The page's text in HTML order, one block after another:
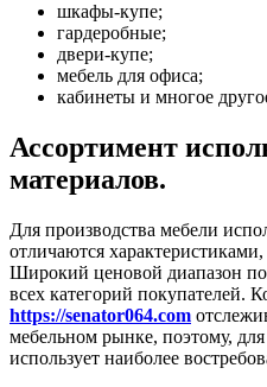
шкафы-купе;
гардеробные;
двери-купе;
мебель для офиса;
кабинеты и многое
Ассортимент
материалов.
Для производства мебели
отличаются
Широкий ценовой диапазон
всех категорий покупателей.
https://senator064.com
мебельном рынке, поэтому,
использует наиболее